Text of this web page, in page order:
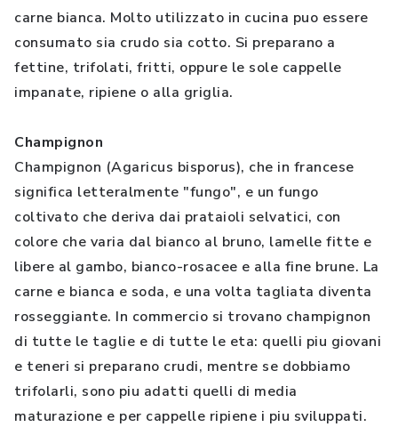
carne bianca. Molto utilizzato in cucina puo essere
consumato sia crudo sia cotto. Si preparano a
fettine, trifolati, fritti, oppure le sole cappelle
impanate, ripiene o alla griglia.
Champignon
Champignon (Agaricus bisporus), che in francese
significa letteralmente "fungo", e un fungo
coltivato che deriva dai prataioli selvatici, con
colore che varia dal bianco al bruno, lamelle fitte e
libere al gambo, bianco-rosacee e alla fine brune. La
carne e bianca e soda, e una volta tagliata diventa
rosseggiante. In commercio si trovano champignon
di tutte le taglie e di tutte le eta: quelli piu giovani
e teneri si preparano crudi, mentre se dobbiamo
trifolarli, sono piu adatti quelli di media
maturazione e per cappelle ripiene i piu sviluppati.